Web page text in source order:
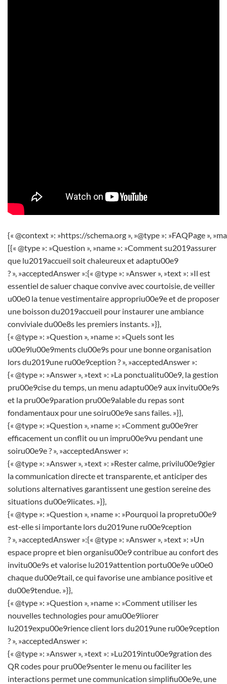
{« @context »: »https://schema.org », »@type »: »FAQPage »,
[{« @type »: »Question », »name »: »Comment su2019assurer
que lu2019accueil soit chaleureux et adaptu00e9
? », »acceptedAnswer »:{« @type »: »Answer », »text »: »Il est
essentiel de saluer chaque convive avec courtoisie, de veiller
u00e0 la tenue vestimentaire appropriu00e9e et de proposer
une boisson du2019accueil pour instaurer une ambiance
conviviale du00e8s les premiers instants. »}},
{« @type »: »Question », »name »: »Quels sont les
u00e9lu00e9ments clu00e9s pour une bonne organisation
lors du2019une ru00e9ception ? », »acceptedAnswer »:
{« @type »: »Answer », »text »: »La ponctualitu00e9, la gestion
pru00e9cise du temps, un menu adaptu00e9 aux invitu00e9s
et la pru00e9paration pru00e9alable du repas sont
fondamentaux pour une soiru00e9e sans failes. »}},
{« @type »: »Question », »name »: »Comment gu00e9rer
efficacement un conflit ou un impru00e9vu pendant une
soiru00e9e ? », »acceptedAnswer »:
{« @type »: »Answer », »text »: »Rester calme, privilu00e9gier
la communication directe et transparente, et anticiper des
solutions alternatives garantissent une gestion sereine des
situations du00e9licates. »}},
{« @type »: »Question », »name »: »Pourquoi la propretu00e9
est-elle si importante lors du2019une ru00e9ception
? », »acceptedAnswer »:{« @type »: »Answer », »text »: »Un
espace propre et bien organisu00e9 contribue au confort des
invitu00e9s et valorise lu2019attention portu00e9e u00e0
chaque du00e9tail, ce qui favorise une ambiance positive et
du00e9tendue. »}},
{« @type »: »Question », »name »: »Comment utiliser les
nouvelles technologies pour amu00e9liorer
lu2019expu00e9rience client lors du2019une ru00e9ception
? », »acceptedAnswer »:
{« @type »: »Answer », »text »: »Lu2019intu00e9gration des
QR codes pour pru00e9senter le menu ou faciliter les
interactions permet une communication simplifiu00e9e, une